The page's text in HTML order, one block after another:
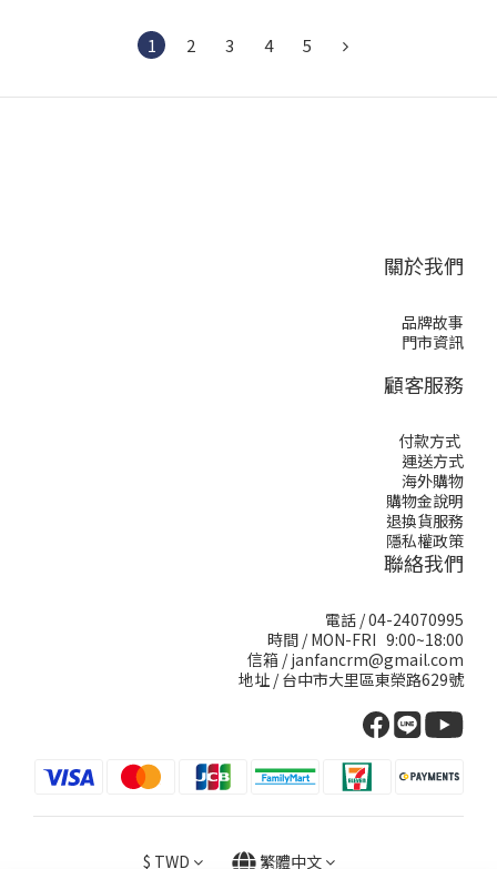
1 2 3 4 5
關於我們
品牌故事
門市資訊
顧客服務
付款方式
運送方式
海外購物
購物金說明
退換貨服務
隱私權政策
聯絡我們
電話 / 04-24070995
時間 / MON-FRI 9:00~18:00
信箱 / janfancrm@gmail.com
地址 / 台中市大里區東榮路629號
$ TWD 繁體中文